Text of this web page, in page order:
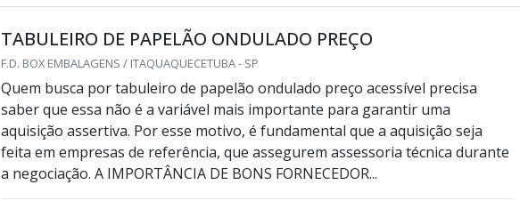
TABULEIRO DE PAPELÃO ONDULADO PREÇO
F.D. BOX EMBALAGENS / ITAQUAQUECETUBA - SP
Quem busca por tabuleiro de papelão ondulado preço acessível precisa
saber que essa não é a variável mais importante para garantir uma
aquisição assertiva. Por esse motivo, é fundamental que a aquisição seja
feita em empresas de referência, que assegurem assessoria técnica durante
a negociação. A IMPORTÂNCIA DE BONS FORNECEDOR...